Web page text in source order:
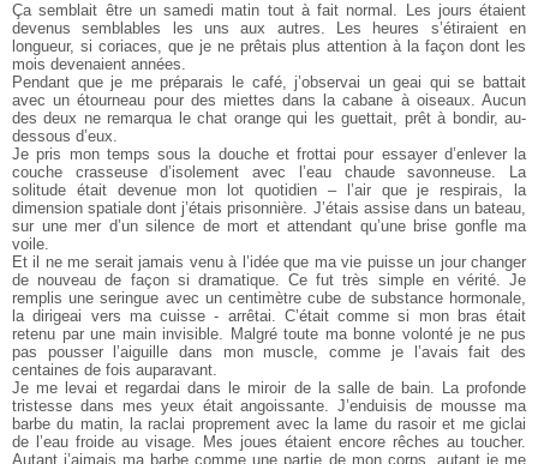
Ça semblait être un samedi matin tout à fait normal. Les jours étaient
devenus semblables les uns aux autres. Les heures s’étiraient en
longueur, si coriaces, que je ne prêtais plus attention à la façon dont les
mois devenaient années.
Pendant que je me préparais le café, j’observai un geai qui se battait
avec un étourneau pour des miettes dans la cabane à oiseaux. Aucun
des deux ne remarqua le chat orange qui les guettait, prêt à bondir, au-
dessous d’eux.
Je pris mon temps sous la douche et frottai pour essayer d’enlever la
couche crasseuse d’isolement avec l’eau chaude savonneuse. La
solitude était devenue mon lot quotidien – l’air que je respirais, la
dimension spatiale dont j’étais prisonnière. J’étais assise dans un bateau,
sur une mer d’un silence de mort et attendant qu’une brise gonfle ma
voile.
Et il ne me serait jamais venu à l’idée que ma vie puisse un jour changer
de nouveau de façon si dramatique. Ce fut très simple en vérité. Je
remplis une seringue avec un centimètre cube de substance hormonale,
la dirigeai vers ma cuisse - arrêtai. C’était comme si mon bras était
retenu par une main invisible. Malgré toute ma bonne volonté je ne pus
pas pousser l’aiguille dans mon muscle, comme je l’avais fait des
centaines de fois auparavant.
Je me levai et regardai dans le miroir de la salle de bain. La profonde
tristesse dans mes yeux était angoissante. J’enduisis de mousse ma
barbe du matin, la raclai proprement avec la lame du rasoir et me giclai
de l’eau froide au visage. Mes joues étaient encore rêches au toucher.
Autant j’aimais ma barbe comme une partie de mon corps, autant je me